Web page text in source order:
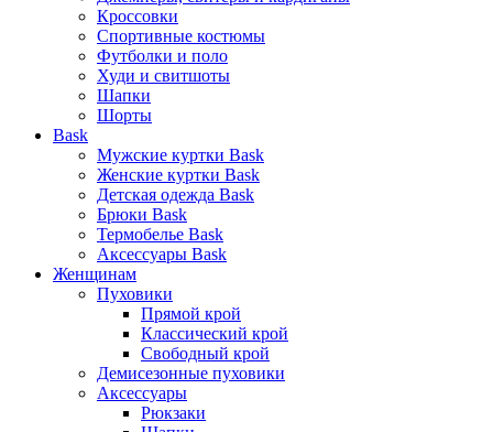
Кроссовки
Спортивные костюмы
Футболки и поло
Худи и свитшоты
Шапки
Шорты
Bask
Мужские куртки Bask
Женские куртки Bask
Детская одежда Bask
Брюки Bask
Термобелье Bask
Аксессуары Bask
Женщинам
Пуховики
Прямой крой
Классический крой
Свободный крой
Демисезонные пуховики
Аксессуары
Рюкзаки